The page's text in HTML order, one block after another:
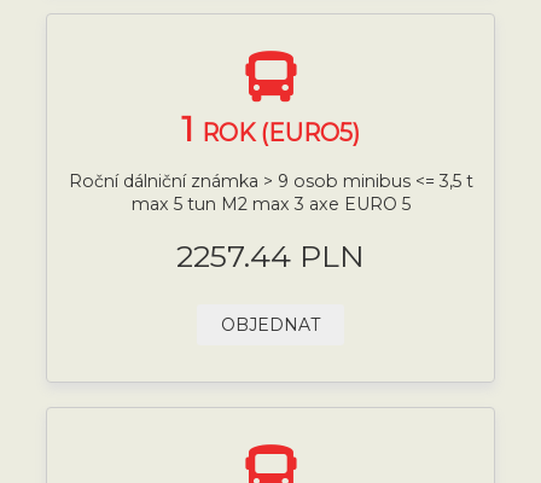
1 ROK (EURO5)
Roční dálniční známka > 9 osob minibus <= 3,5 t
max 5 tun M2 max 3 axe EURO 5
2257.44 PLN
OBJEDNAT